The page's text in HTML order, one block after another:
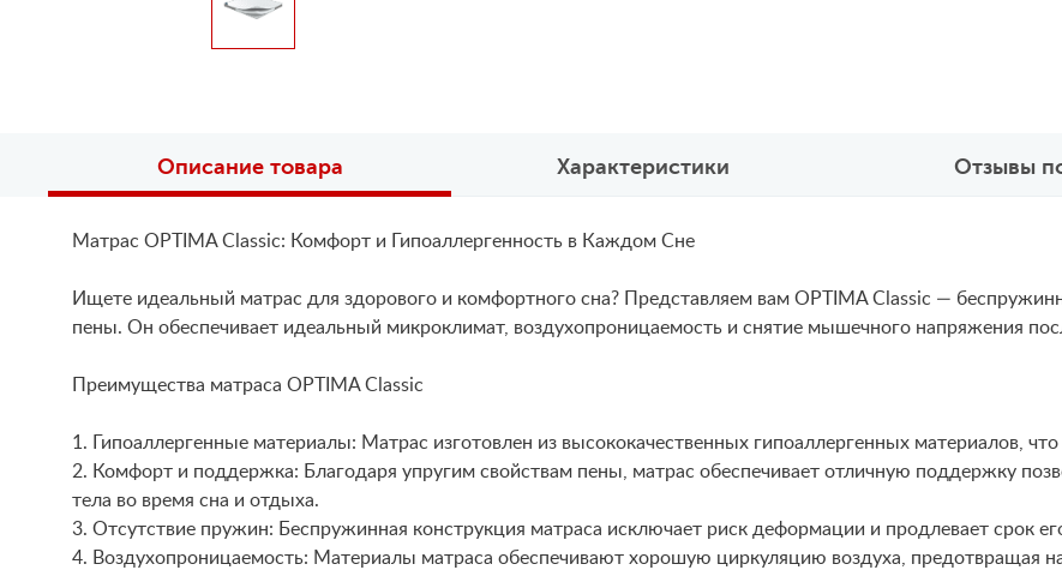
Описание товара Характеристики Отзывы
Матрас OPTIMA Classic: Комфорт и Гипоаллергенность в Каждом Сне
Ищете идеальный матрас для здорового и комфортного сна? Представляем вам OPTIMA Classic —
пены. Он обеспечивает идеальный микроклимат, воздухопроницаемость и снятие мышечного напряжения
Преимущества матраса OPTIMA Classic
1. Гипоаллергенные материалы: Матрас изготовлен из высококачественных гипоаллергенных материалов,
2. Комфорт и поддержка: Благодаря упругим свойствам пены, матрас обеспечивает отличную поддержку
тела во время сна и отдыха.
3. Отсутствие пружин: Беспружинная конструкция матраса исключает риск деформации и продлевает срок
4. Воздухопроницаемость: Материалы матраса обеспечивают хорошую циркуляцию воздуха, предотвращая